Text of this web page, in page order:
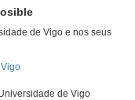
de Vigo e nos seus
de Vigo